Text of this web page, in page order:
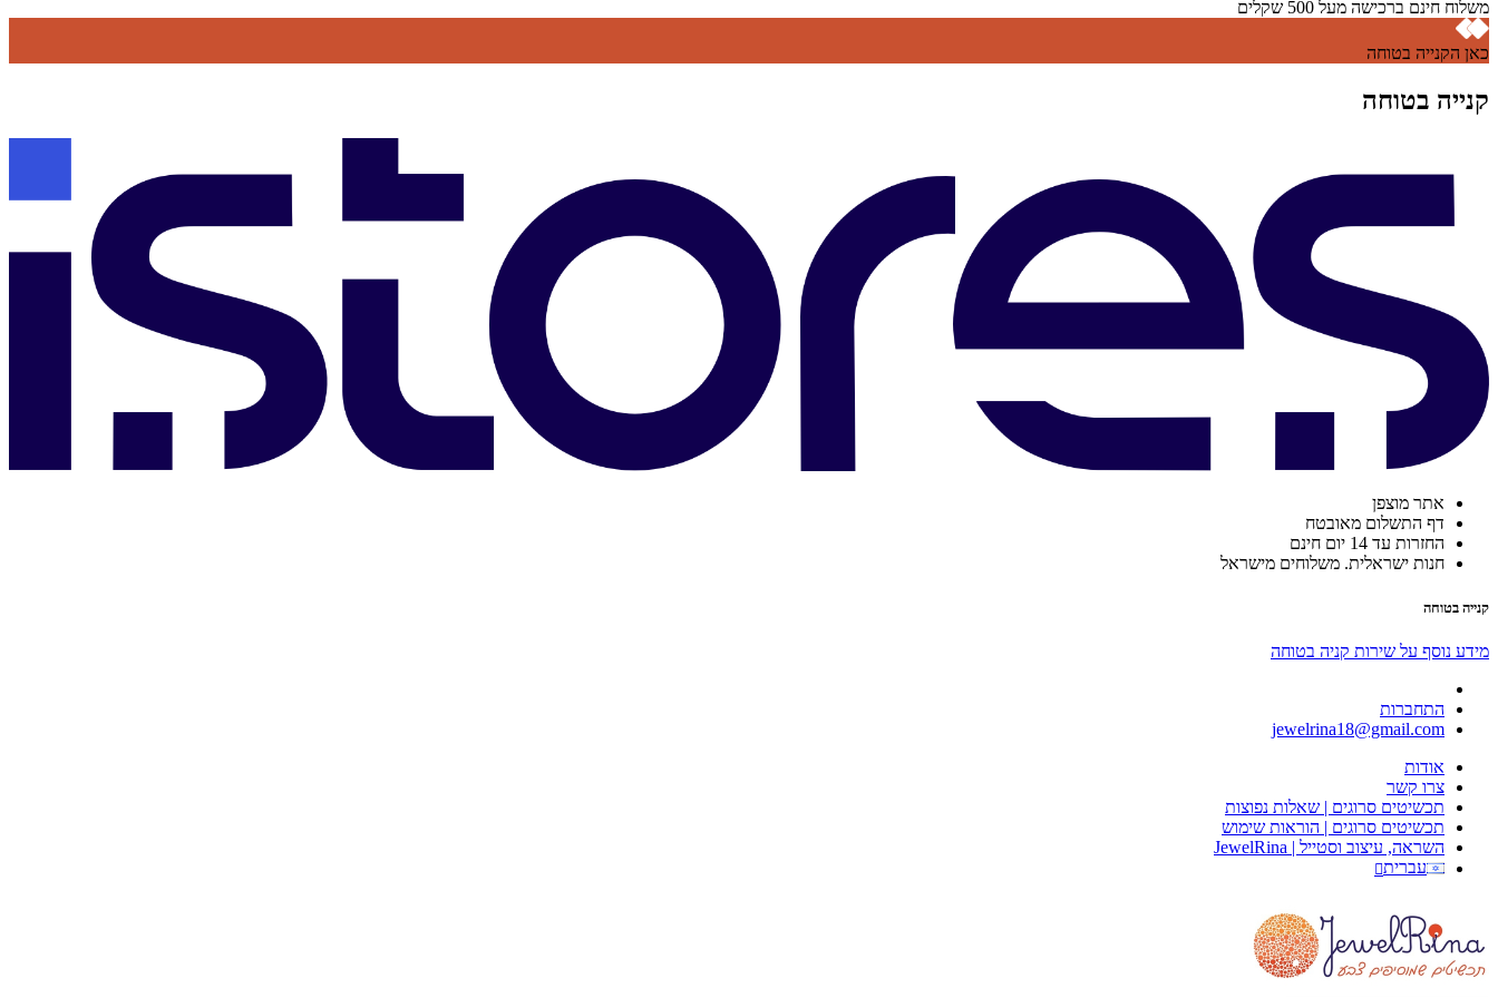
משלוח חינם ברכישה מעל 500 שקלים
כאן הקנייה בטוחה
קנייה בטוחה
אתר מוצפן
דף התשלום מאובטח
החזרות עד 14 יום חינם
חנות ישראלית. משלוחים מישראל
קנייה בטוחה
מידע נוסף על שירות קניה בטוחה
התחברות
jewelrina18@gmail.com
אודות
צרו קשר
תכשיטים סרוגים | שאלות נפוצות
תכשיטים סרוגים | הוראות שימוש
השראה, עיצוב וסטייל | JewelRina
עברית